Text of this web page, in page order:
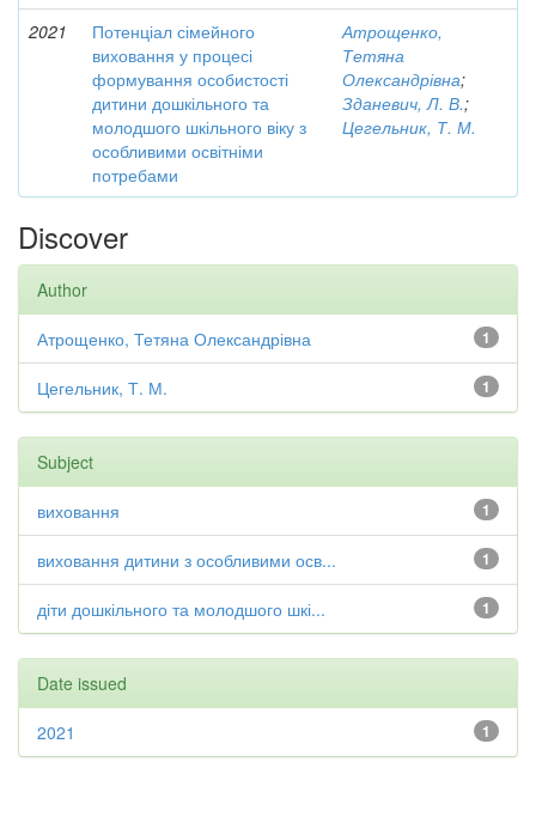
2021
Потенціал сімейного
виховання у процесі
формування особистості
дитини дошкільного та
молодшого шкільного віку з
особливими освітніми
потребами
Атрощенко,
Тетяна
Олександрівна;
Зданевич, Л. В.;
Цегельник, Т. М.
Discover
Author
1
Атрощенко, Тетяна Олександрівна
1
Цегельник, Т. М.
Subject
1
виховання
1
виховання дитини з особливими осв...
1
діти дошкільного та молодшого шкі...
Date issued
1
2021